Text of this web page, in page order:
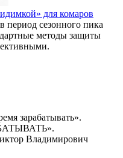
для комаров
период сезонного пика
методы защиты
зарабатывать».
Владимирович